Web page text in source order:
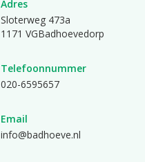
Adres
Sloterweg 473a
1171 VGBadhoevedorp
Telefoonnummer
020-6595657
Email
info@badhoeve.nl